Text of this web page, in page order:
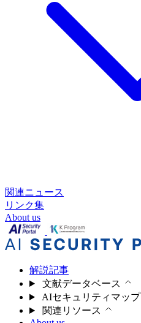
関連ニュース
リンク集
About us
解説記事
文献データベース
AIセキュリティマップ
関連リソース